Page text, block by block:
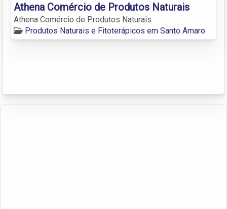
Athena Comércio de Produtos Naturais
Athena Comércio de Produtos Naturais
Produtos Naturais e Fitoterápicos em Santo Amaro